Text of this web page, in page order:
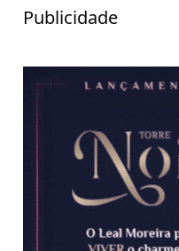
Publicidade